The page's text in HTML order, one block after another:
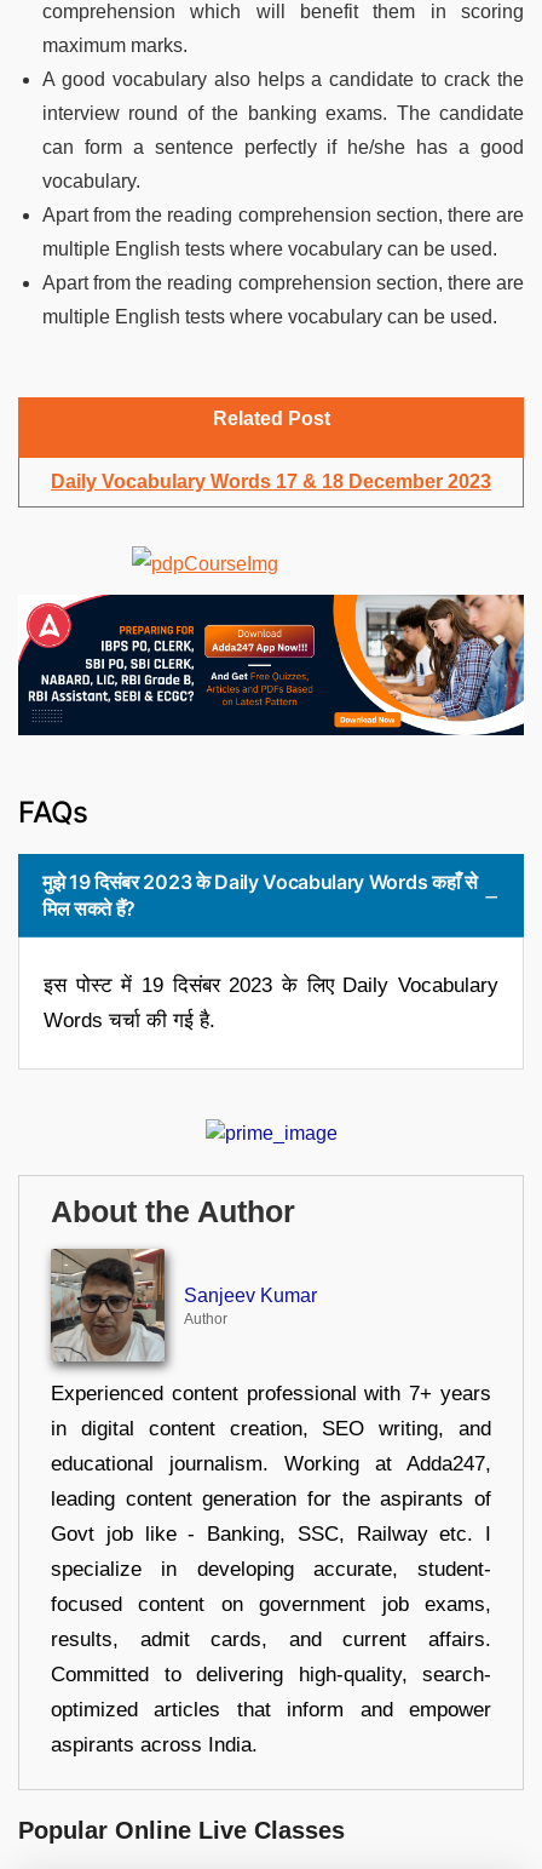
comprehension which will benefit them in scoring
maximum marks.
A good vocabulary also helps a candidate to crack the
interview round of the banking exams. The candidate
can form a sentence perfectly if he/she has a good
vocabulary.
Apart from the reading comprehension section, there are
multiple English tests where vocabulary can be used.
Apart from the reading comprehension section, there are
multiple English tests where vocabulary can be used.
Related Post
Daily Vocabulary Words 17 & 18 December 2023
FAQs
मुझे 19 दिसंबर 2023 के Daily Vocabulary Words कहाँ से
मिल सकते हैं?
इस पोस्ट में 19 दिसंबर 2023 के लिए Daily Vocabulary
Words चर्चा की गई है.
About the Author
Sanjeev Kumar
Author
Experienced content professional with 7+ years
in digital content creation, SEO writing, and
educational journalism. Working at Adda247,
leading content generation for the aspirants of
Govt job like - Banking, SSC, Railway etc. I
specialize in developing accurate, student-
focused content on government job exams,
results, admit cards, and current affairs.
Committed to delivering high-quality, search-
optimized articles that inform and empower
aspirants across India.
Popular Online Live Classes